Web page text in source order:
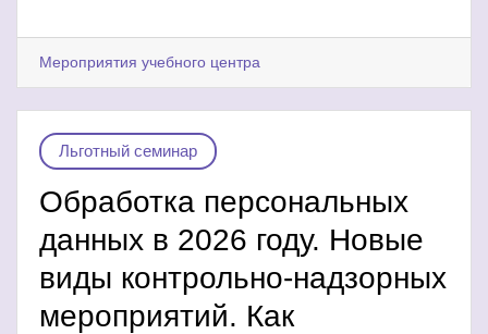
Мероприятия учебного центра
Льготный семинар
Обработка персональных
данных в 2026 году. Новые
виды контрольно-надзорных
мероприятий. Как